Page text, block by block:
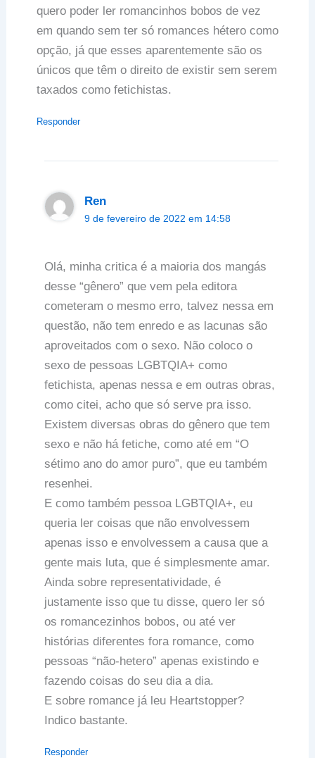
quero poder ler romancinhos bobos de vez
em quando sem ter só romances hétero como
opção, já que esses aparentemente são os
únicos que têm o direito de existir sem serem
taxados como fetichistas.
Responder
Ren
9 de fevereiro de 2022 em 14:58
Olá, minha critica é a maioria dos mangás
desse “gênero” que vem pela editora
cometeram o mesmo erro, talvez nessa em
questão, não tem enredo e as lacunas são
aproveitados com o sexo. Não coloco o
sexo de pessoas LGBTQIA+ como
fetichista, apenas nessa e em outras obras,
como citei, acho que só serve pra isso.
Existem diversas obras do gênero que tem
sexo e não há fetiche, como até em “O
sétimo ano do amor puro”, que eu também
resenhei.
E como também pessoa LGBTQIA+, eu
queria ler coisas que não envolvessem
apenas isso e envolvessem a causa que a
gente mais luta, que é simplesmente amar.
Ainda sobre representatividade, é
justamente isso que tu disse, quero ler só
os romancezinhos bobos, ou até ver
histórias diferentes fora romance, como
pessoas “não-hetero” apenas existindo e
fazendo coisas do seu dia a dia.
E sobre romance já leu Heartstopper?
Indico bastante.
Responder